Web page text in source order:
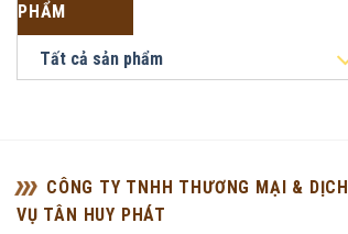
PHẨM
Tất cả sản phẩm
CÔNG TY TNHH THƯƠNG MẠI & DỊCH
VỤ TÂN HUY PHÁT